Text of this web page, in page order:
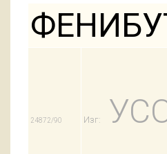
24872/90 Изг: